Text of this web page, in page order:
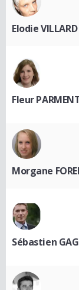
Elodie VILLARD
Fleur
Morgane
Sébastien